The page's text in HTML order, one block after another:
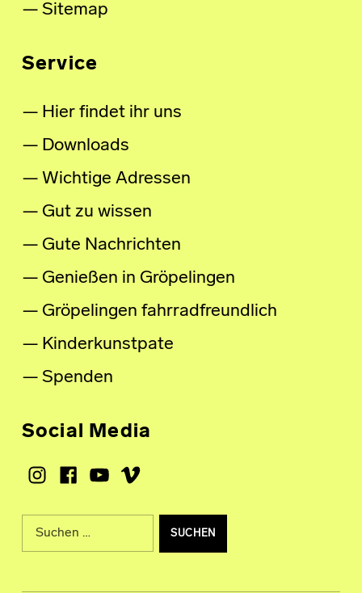
Sitemap
Service
Hier findet ihr uns
Downloads
Wichtige Adressen
Gut zu wissen
Gute Nachrichten
Genießen in Gröpelingen
Gröpelingen fahrradfreundlich
Kinderkunstpate
Spenden
Social Media
Instagram
Facebook
Youtube
Vimeo
Suche nach: